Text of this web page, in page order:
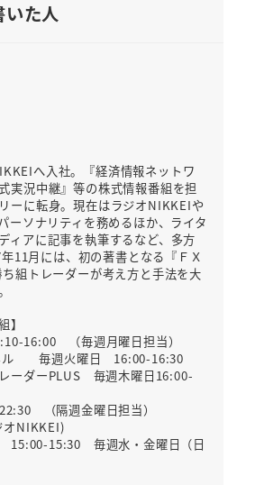
いた人
へ入社。『経済情報ネットワ
実況中継』等の株式情報番組を担
ーに転身。現在はラジオNIKKEIや
ーソナリティを務めるほか、ライタ
ィアに記事を執筆するなど、多方
11月には、初の著書となる『ＦＸ
組トレーダーが考え方と手法を大
】
16:00 （毎週月曜日担当）
ネル 毎週火曜日 16:00-16:30
ーダーPLUS 毎週木曜日16:00-
（隔週金曜日担当）
オNIKKEI)
15:00-15:30 毎週水・金曜日（日